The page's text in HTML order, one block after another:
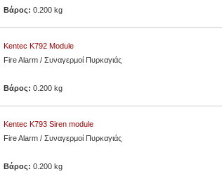
Βάρος:0.200 kg
Kentec K792 Module
Fire Alarm / Συναγερμοί Πυρκαγιάς
Βάρος:0.200 kg
Kentec K793 Siren module
Fire Alarm / Συναγερμοί Πυρκαγιάς
Βάρος:0.200 kg